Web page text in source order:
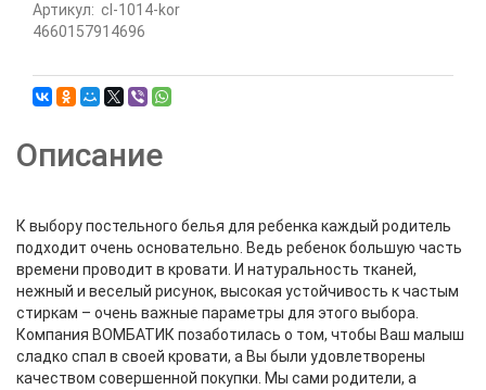
Артикул: cl-1014-kor
4660157914696
Описание
К выбору постельного белья для ребенка каждый родитель
подходит очень основательно. Ведь ребенок большую часть
времени проводит в кровати. И натуральность тканей,
нежный и веселый рисунок, высокая устойчивость к частым
стиркам – очень важные параметры для этого выбора.
Компания ВОМБАТИК позаботилась о том, чтобы Ваш малыш
сладко спал в своей кровати, а Вы были удовлетворены
качеством совершенной покупки. Мы сами родители, а